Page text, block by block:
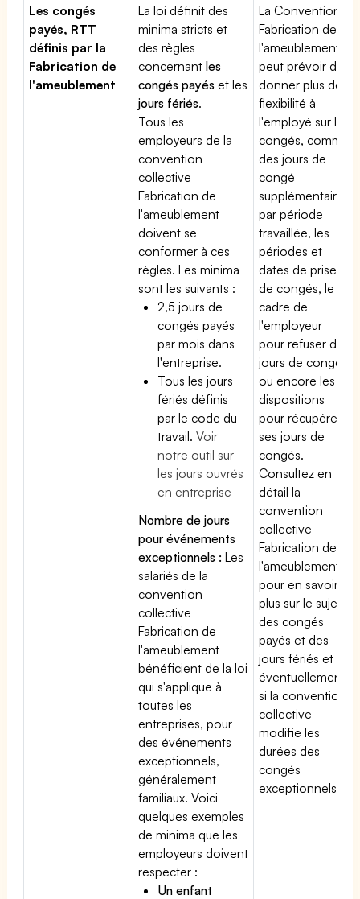
Les congés
payés, RTT
définis par la
Fabrication de
l'ameublement
La loi définit des
minima stricts et
des règles
concernantles
congés payés et les
jours fériés.
Tous les
employeurs de la
convention
collective
Fabrication de
l'ameublement
doivent se
conformer à ces
règles. Les minima
sont les suivants :
2,5 jours de
congés payés
par mois dans
l'entreprise.
Tous les jours
fériés définis
par le code du
travail.Voir
notre outil sur
les jours ouvrés
en entreprise
Nombre de jours
pour événements
exceptionnels : Les
salariés de la
convention
collective
Fabrication de
l'ameublement
bénéficient de la loi
qui s'applique à
toutes les
entreprises, pour
des événements
exceptionnels,
généralement
familiaux. Voici
quelques exemples
de minima que les
employeurs doivent
respecter :
Un enfant
La Convention
Fabrication de
l'ameublement
peut prévoir de
donner plus de
flexibilité à
l'employé sur les
congés, comme
des jours de
congé
supplémentaires
par période
travaillée, les
périodes et
dates de prise
de congés, le
cadre de
l'employeur
pour refuser des
jours de congés
ou encore les
dispositions
pour récupérer
ses jours de
congés.
Consultez en
détail la
convention
collective
Fabrication de
l'ameublement
pour en savoir
plus sur le sujet
des congés
payés et des
jours fériés et
éventuellement
si la convention
collective
modifie les
durées des
congés
exceptionnels.